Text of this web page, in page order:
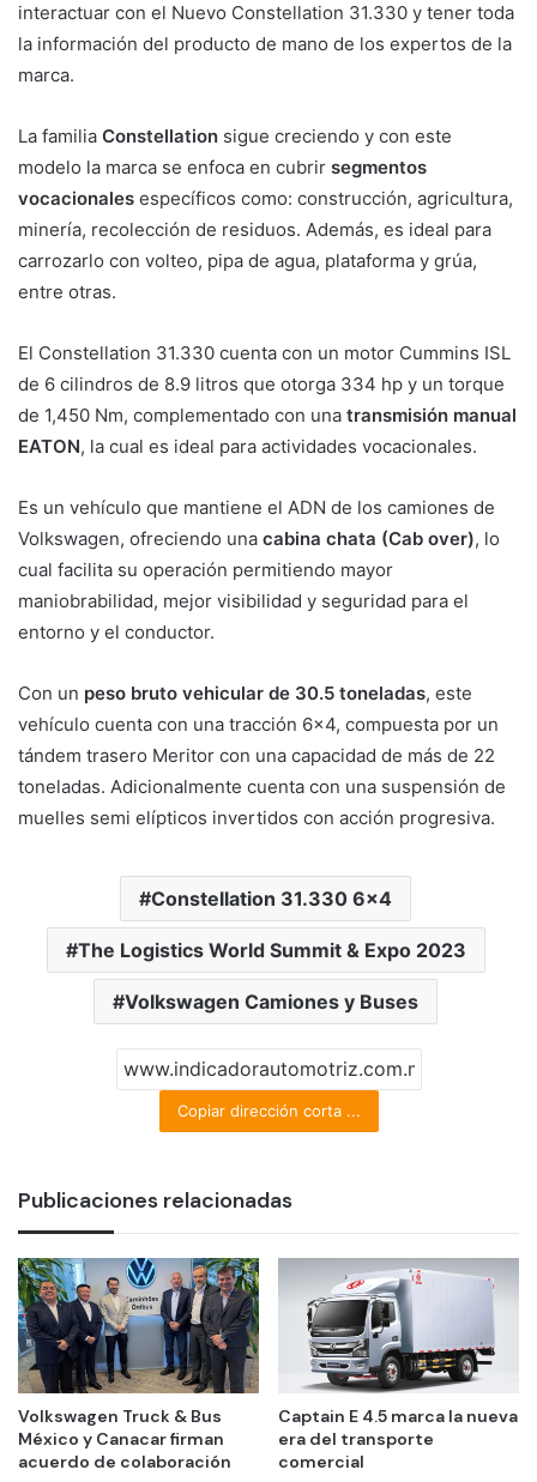
interactuar con el Nuevo Constellation 31.330 y tener toda
la información del producto de mano de los expertos de la
marca.
La familia Constellation sigue creciendo y con este
modelo la marca se enfoca en cubrir segmentos
vocacionales específicos como: construcción, agricultura,
minería, recolección de residuos. Además, es ideal para
carrozarlo con volteo, pipa de agua, plataforma y grúa,
entre otras.
El Constellation 31.330 cuenta con un motor Cummins ISL
de 6 cilindros de 8.9 litros que otorga 334 hp y un torque
de 1,450 Nm, complementado con una transmisión manual
EATON, la cual es ideal para actividades vocacionales.
Es un vehículo que mantiene el ADN de los camiones de
Volkswagen, ofreciendo una cabina chata (Cab over), lo
cual facilita su operación permitiendo mayor
maniobrabilidad, mejor visibilidad y seguridad para el
entorno y el conductor.
Con un peso bruto vehicular de 30.5 toneladas, este
vehículo cuenta con una tracción 6×4, compuesta por un
tándem trasero Meritor con una capacidad de más de 22
toneladas. Adicionalmente cuenta con una suspensión de
muelles semi elípticos invertidos con acción progresiva.
Constellation 31.330 6x4
The Logistics World Summit & Expo 2023
Volkswagen Camiones y Buses
Copiar dirección corta ...
Publicaciones relacionadas
Volkswagen Truck & Bus
México y Canacar firman
acuerdo de colaboración
Captain E 4.5 marca la nueva
era del transporte
comercial